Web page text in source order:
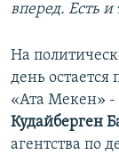
вперед. Есть и
На
день
«Ата Мекен» -
Кудайберген
агентства по